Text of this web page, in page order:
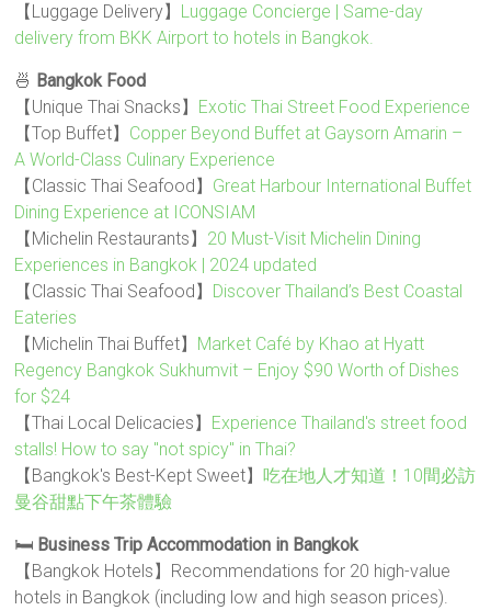
【Luggage Delivery】 Luggage Concierge | Same-day
delivery from BKK Airport to hotels in Bangkok.
🍜 Bangkok Food
【Unique Thai Snacks】 Exotic Thai Street Food Experience
【Top Buffet】 Copper Beyond Buffet at Gaysorn Amarin –
A World-Class Culinary Experience
【Classic Thai Seafood】 Great Harbour International Buffet
Dining Experience at ICONSIAM
【Michelin Restaurants】 20 Must-Visit Michelin Dining
Experiences in Bangkok | 2024 updated
【Classic Thai Seafood】 Discover Thailand’s Best Coastal
Eateries
【Michelin Thai Buffet】 Market Café by Khao at Hyatt
Regency Bangkok Sukhumvit – Enjoy $90 Worth of Dishes
for $24
【Thai Local Delicacies】 Experience Thailand's street food
stalls! How to say "not spicy" in Thai?
【Bangkok's Best-Kept Sweet】吃在地人才知道！10間必訪
曼谷甜點下午茶體驗
🛏️ Business Trip Accommodation in Bangkok
【Bangkok Hotels】Recommendations for 20 high-value
hotels in Bangkok (including low and high season prices).